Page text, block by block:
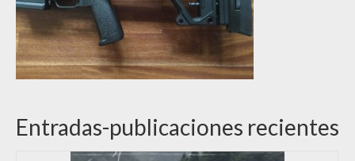
Entradas-publicaciones recientes